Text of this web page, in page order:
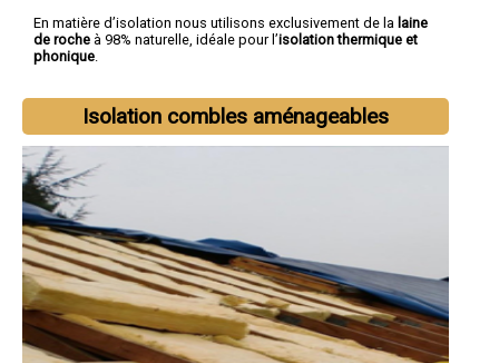
En matière d’isolation nous utilisons exclusivement de la laine
de roche à 98% naturelle, idéale pour l’isolation thermique et
phonique.
Isolation combles aménageables